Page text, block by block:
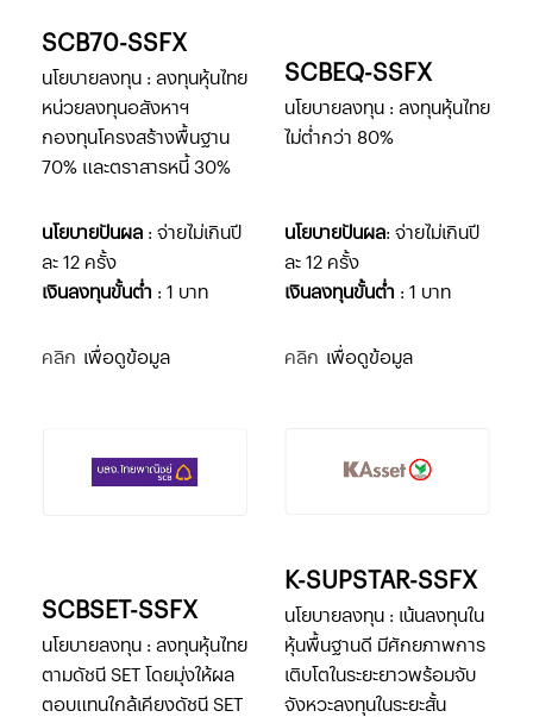
SCB70-SSFX
นโยบายลงทุน : ลงทุนหุ้นไทย
หน่วยลงทุนอสังหาฯ
กองทุนโครงสร้างพื้นฐาน
70% และตราสารหนี้ 30%
SCBEQ-SSFX
นโยบายลงทุน : ลงทุนหุ้นไทย
ไม่ต่ำกว่า 80%
นโยบายปันผล : จ่ายไม่เกินปี
ละ 12 ครั้ง
เงินลงทุนขั้นต่ำ : 1 บาท
นโยบายปันผล: จ่ายไม่เกินปี
ละ 12 ครั้ง
เงินลงทุนขั้นต่ำ : 1 บาท
คลิก เพื่อดูข้อมูล คลิก เพื่อดูข้อมูล
SCBSET-SSFX
นโยบายลงทุน : ลงทุนหุ้นไทย
ตามดัชนี SET โดยมุ่งให้ผล
ตอบแทนใกล้เคียงดัชนี SET
K-SUPSTAR-SSFX
นโยบายลงทุน : เน้นลงทุนใน
หุ้นพื้นฐานดี มีศักยภาพการ
เติบโตในระยะยาวพร้อมจับ
จังหวะลงทุนในระยะสั้น